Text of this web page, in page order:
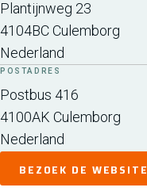
Plantijnweg 23
4104BCCulemborg
Nederland
POSTADRES
Postbus 416
4100AK Culemborg
Nederland
BEZOEK DE WEBSITE